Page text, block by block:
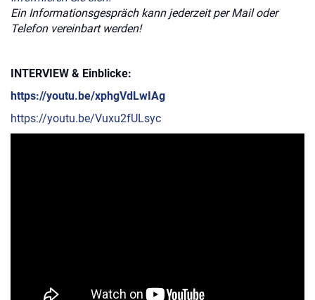
Ein Informationsgespräch kann jederzeit per Mail oder
Telefon vereinbart werden!
INTERVIEW & Einblicke:
https://youtu.be/xphgVdLwIAg
https://youtu.be/Vuxu2fULsyc